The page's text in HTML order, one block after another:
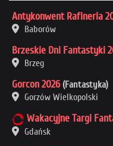
Antykonwent Rafineria
Baborów
Brzeskie Dni Fantastyki
Brzeg
Gorcon 2026 (Fantastyka)
Gorzów Wielkopolski
Wakacyjne Targi
Gdańsk